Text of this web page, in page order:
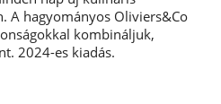
A hagyományos Oliviers&Co
kombináljuk,
2024-es kiadás.